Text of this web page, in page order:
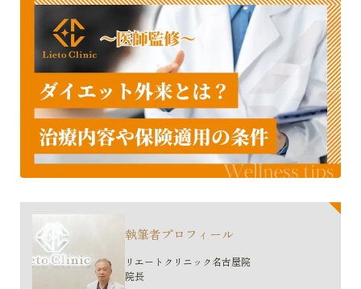
執筆者プロフィール
リエートクリニック名古屋院
院長